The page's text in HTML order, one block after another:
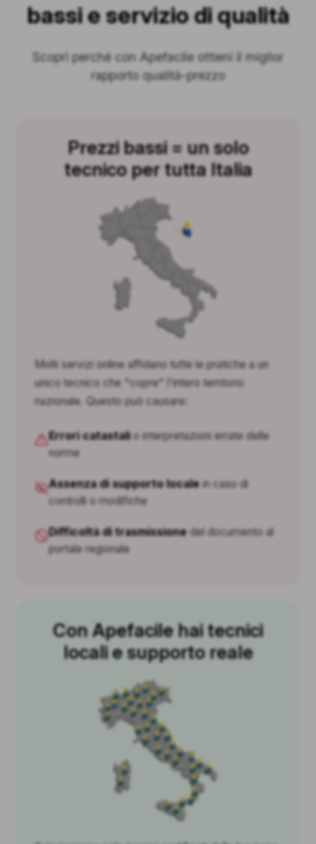
bassi e servizio di qualità
Scopri perché con Apefacile ottieni il miglior
rapporto qualità-prezzo
Prezzi bassi = un solo
tecnico per tutta Italia
Molti servizi online affidano tutte le pratiche a un
unico tecnico che "copre" l'intero territorio
nazionale. Questo può causare:
Errori catastalio interpretazioni errate delle
norme
Assenza di supporto localein caso di
controlli o modifiche
Difficoltà di trasmissionedel documento al
portale regionale
Con Apefacile hai tecnici
locali e supporto reale